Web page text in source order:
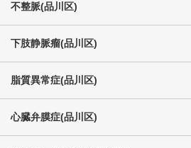
不整脈(品川区)
下肢静脈瘤(品川区)
脂質異常症(品川区)
心臓弁膜症(品川区)